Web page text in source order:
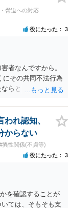
脅迫への対応
役にたった 3
者なんですから。
にその共同不法行為
らともか
れ認知、
からない
#異性関係(不貞等)
役にたった 3
を確認することが
ては、そもそも支